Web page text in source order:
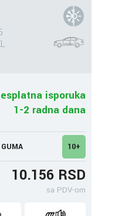
isporuka
1-2 radna dana
10+
10.156 RSD
sa PDV-om